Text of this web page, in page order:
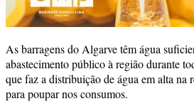
As barragens do Algarve têm água
abastecimento público à região durante
que faz a distribuição de água em alta na
para poupar nos consumos.